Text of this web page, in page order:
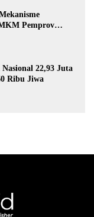
Pemprov
22,93 Juta
Ribu Jiwa